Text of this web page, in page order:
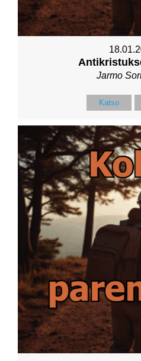
Jarmo
Katso